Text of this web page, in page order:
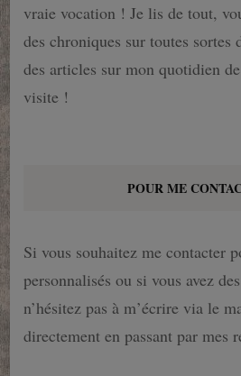
vraie vocation ! Je lis de tout,
des chroniques sur toutes sortes
des articles sur mon quotidien
visite !
POUR ME
Si vous souhaitez me contacter
personnalisés ou si vous avez
n’hésitez pas à m’écrire via le
directement en passant par mes